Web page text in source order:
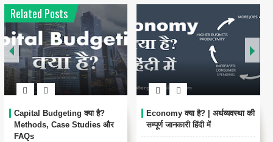
Related Posts
Capital Budgeting क्या है?
Methods, Case Studies और
FAQs
Economy क्या है? | अर्थव्यवस्था की
सम्पूर्ण जानकारी हिंदी में